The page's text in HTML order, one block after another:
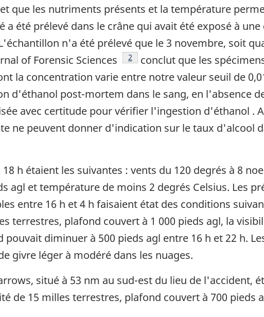
que les nutriments présents et la température
été prélevé dans le crâne qui avait été exposé à une
n'a été prélevé que le 3 novembre, soit
of Forensic Sciences
Note de bas de page
2
conclut que les
la concentration varie entre notre valeur seuil de
d'éthanol post-mortem dans le sang, en l'absence
avec certitude pour vérifier l'ingestion d'éthanol .
ne peuvent donner d'indication sur le taux d'alcool
h étaient les suivantes : vents du 120 degrés à 8
agl et température de moins 2 degrés Celsius. Les
entre 16 h et 4 h faisaient état des conditions
terrestres, plafond couvert à 1 000 pieds agl, la
diminuer à 500 pieds agl entre 16 h et 22 h.
givre léger à modéré dans les nuages.
situé à 53 nm au sud-est du lieu de l'accident,
de 15 milles terrestres, plafond couvert à 700 pieds